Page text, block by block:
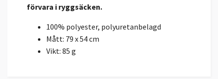
förvara i ryggsäcken.
100% polyester, polyuretanbelagd
Mått: 79 x 54 cm
Vikt: 85 g